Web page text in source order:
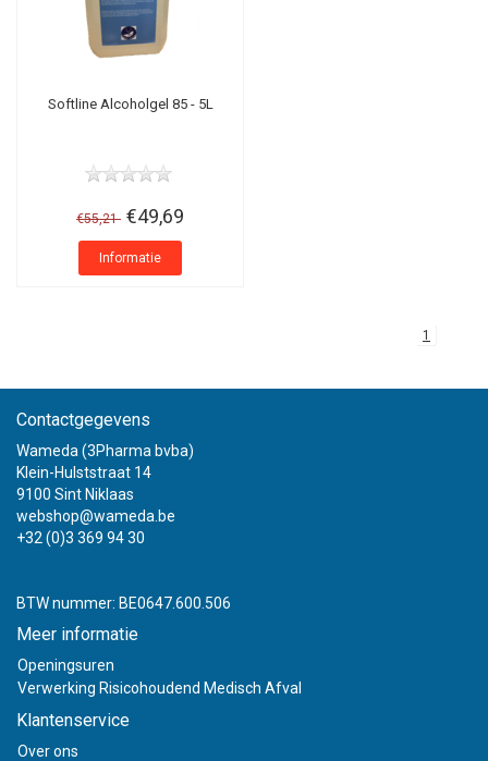
Softline Alcoholgel 85 - 5L
€55,21 €49,69
Informatie
1
Contactgegevens
Wameda (3Pharma bvba)
Klein-Hulststraat 14
9100 Sint Niklaas
webshop@wameda.be
+32 (0)3 369 94 30
BTW nummer: BE0647.600.506
Meer informatie
Openingsuren
Verwerking Risicohoudend Medisch Afval
Klantenservice
Over ons